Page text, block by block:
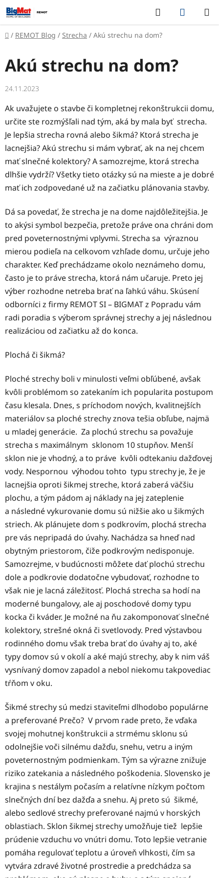
Prejsť
na
obsah
Hľadať
KOŠÍK
Domov
/ REMOT Blog / Strecha / Akú strechu na dom?
Akú strechu na dom?
24.11.2023
Ak uvažujete o stavbe či kompletnej rekonštrukcii domu,
určite ste rozmýšľali nad tým, aká by mala byť strecha.
Je lepšia strecha rovná alebo šikmá? Ktorá strecha je
lacnejšia? Akú strechu si mám vybrať, ak na nej chcem
mať slnečné kolektory? A samozrejme, ktorá strecha
dlhšie vydrží? Všetky tieto otázky sú na mieste a je dobré
mať ich zodpovedané už na začiatku plánovania stavby.
Dá sa povedať, že strecha je na dome najdôležitejšia. Je
to akýsi symbol bezpečia, pretože práve ona chráni dom
pred poveternostnými vplyvmi. Strecha sa výraznou
mierou podieľa na celkovom vzhľade domu, určuje jeho
charakter. Keď prechádzame okolo neznámeho domu,
často je to práve strecha, ktorá nám učaruje. Preto jej
výber rozhodne netreba brať na ľahkú váhu. Skúsení
odborníci z firmy REMOT SI – BIGMAT z Popradu vám
radi poradia s výberom správnej strechy a jej následnou
realizáciou od začiatku až do konca.
Plochá či šikmá?
Ploché strechy boli v minulosti veľmi obľúbené, avšak
kvôli problémom so zatekaním ich popularita postupom
času klesala. Dnes, s príchodom nových, kvalitnejších
materiálov sa ploché strechy znova tešia obľube, najmä
u mladej generácie. Za plochú strechu sa považuje
strecha s maximálnym sklonom 10 stupňov. Menší
sklon nie je vhodný, a to práve kvôli odtekaniu dažďovej
vody. Nespornou výhodou tohto typu strechy je, že je
lacnejšia oproti šikmej streche, ktorá zaberá väčšiu
plochu, a tým pádom aj náklady na jej zateplenie
a následné vykurovanie domu sú nižšie ako u šikmých
striech. Ak plánujete dom s podkrovím, plochá strecha
pre vás nepripadá do úvahy. Nachádza sa hneď nad
obytným priestorom, čiže podkrovým nedisponuje.
Samozrejme, v budúcnosti môžete dať plochú strechu
dole a podkrovie dodatočne vybudovať, rozhodne to
však nie je lacná záležitosť. Plochá strecha sa hodí na
moderné bungalovy, ale aj poschodové domy typu
kocka či kváder. Je možné na ňu zakomponovať slnečné
kolektory, strešné okná či svetlovody. Pred výstavbou
rodinného domu však treba brať do úvahy aj to, aké
typy domov sú v okolí a aké majú strechy, aby k nim váš
vysnívaný domov zapadol a nebol niekomu takpovediac
tŕňom v oku.
Šikmé strechy sú medzi staviteľmi dlhodobo populárne
a preferované Prečo? V prvom rade preto, že vďaka
svojej mohutnej konštrukcii a strmému sklonu sú
odolnejšie voči silnému dažďu, snehu, vetru a iným
poveternostným podmienkam. Tým sa výrazne znižuje
riziko zatekania a následného poškodenia. Slovensko je
krajina s nestálym počasím a relatívne nízkym počtom
slnečných dní bez dažďa a snehu. Aj preto sú šikmé,
alebo sedlové strechy preferované najmú v horských
oblastiach. Sklon šikmej strechy umožňuje tiež lepšie
prúdenie vzduchu vo vnútri domu. Toto lepšie vetranie
pomáha regulovať teplotu a úroveň vlhkosti, čím sa
vytvára zdravé životné prostredie a predchádza sa